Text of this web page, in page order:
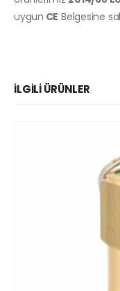
uygun CE Belgesine
İLGILI ÜRÜNLER